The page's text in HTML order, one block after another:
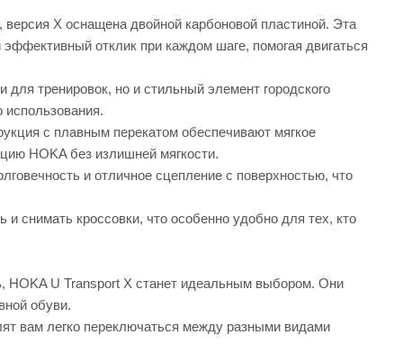
X оснащена двойной карбоновой пластиной. Эта
отклик при каждом шаге, помогая двигаться
тренировок, но и стильный элемент городского
использования.
с плавным перекатом обеспечивают мягкое
HOKA без излишней мягкости.
и отличное сцепление с поверхностью, что
снимать кроссовки, что особенно удобно для тех, кто
HOKA U Transport X станет идеальным выбором. Они
обуви.
вам легко переключаться между разными видами